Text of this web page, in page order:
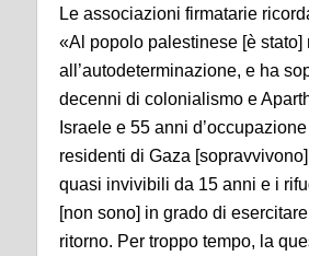
Le associazioni firmatarie
«Al popolo palestinese [è stato]
all’autodeterminazione, e ha
decenni di colonialismo e
Israele e 55 anni d’occupazione
residenti di Gaza
quasi invivibili da 15 anni e i
[non sono] in grado di
ritorno. Per troppo tempo, la